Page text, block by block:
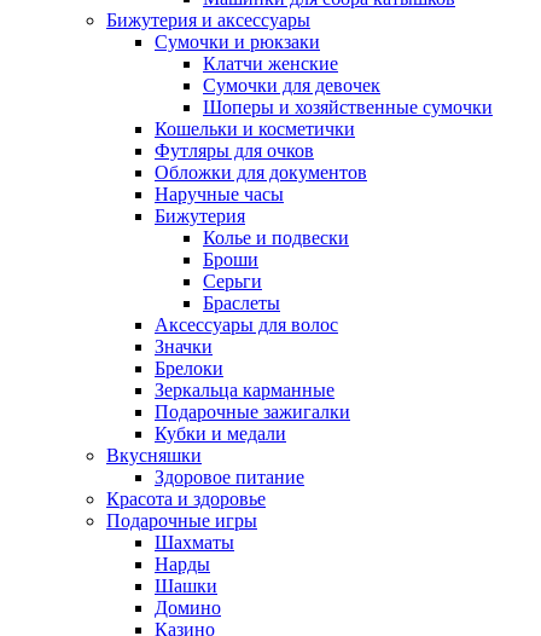
Бижутерия и аксессуары
Сумочки и рюкзаки
Клатчи женские
Сумочки для девочек
Шоперы и хозяйственные сумочки
Кошельки и косметички
Футляры для очков
Обложки для документов
Наручные часы
Бижутерия
Колье и подвески
Броши
Серьги
Браслеты
Аксессуары для волос
Значки
Брелоки
Зеркальца карманные
Подарочные зажигалки
Кубки и медали
Вкусняшки
Здоровое питание
Красота и здоровье
Подарочные игры
Шахматы
Нарды
Шашки
Домино
Казино